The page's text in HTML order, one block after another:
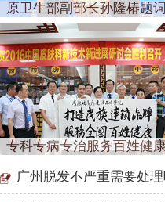
原卫生部副部长孙隆椿题词
专科专病专治服务百姓健
广州脱发不严重需要处